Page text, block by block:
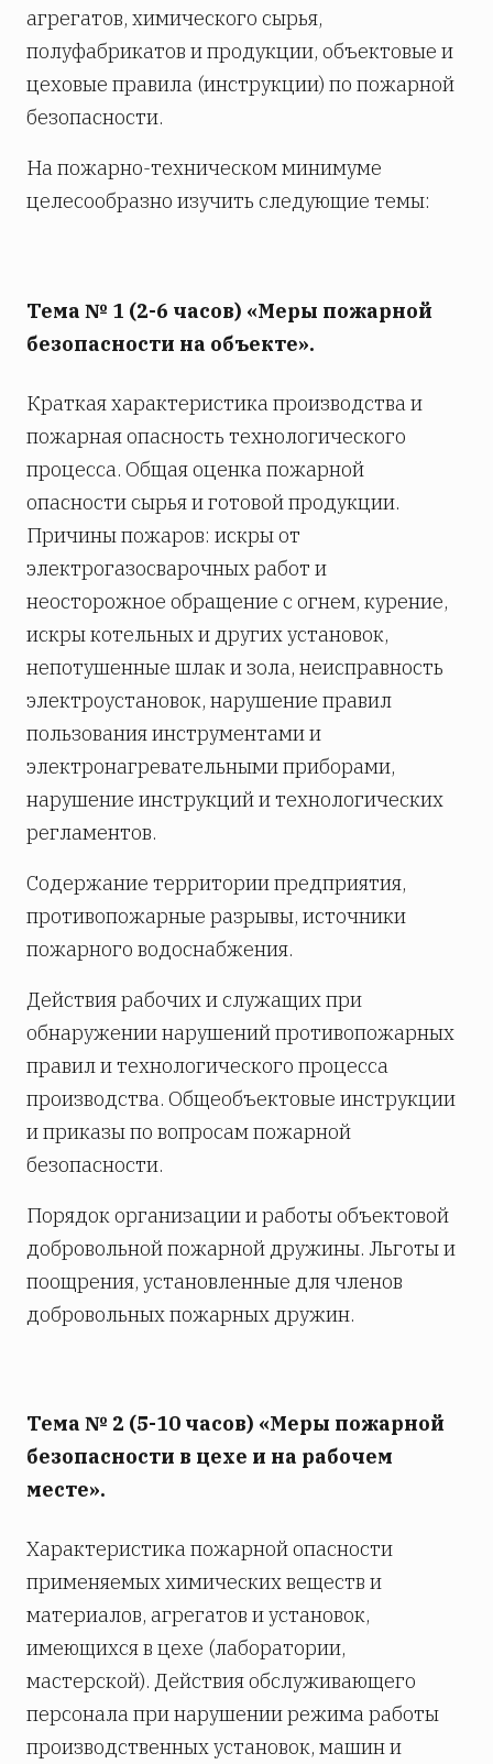
агрегатов, химического сырья,
полуфабрикатов и продукции, объектовые и
цеховые правила (инструкции) по пожарной
безопасности.
На пожарно-техническом минимуме
целесообразно изучить следующие темы:
Тема № 1 (2-6 часов) «Меры пожарной
безопасности на объекте».
Краткая характеристика производства и
пожарная опасность технологического
процесса. Общая оценка пожарной
опасности сырья и готовой продукции.
Причины пожаров: искры от
электрогазосварочных работ и
неосторожное обращение с огнем, курение,
искры котельных и других установок,
непотушенные шлак и зола, неисправность
электроустановок, нарушение правил
пользования инструментами и
электронагревательными приборами,
нарушение инструкций и технологических
регламентов.
Содержание территории предприятия,
противопожарные разрывы, источники
пожарного водоснабжения.
Действия рабочих и служащих при
обнаружении нарушений противопожарных
правил и технологического процесса
производства. Общеобъектовые инструкции
и приказы по вопросам пожарной
безопасности.
Порядок организации и работы объектовой
добровольной пожарной дружины. Льготы и
поощрения, установленные для членов
добровольных пожарных дружин.
Тема № 2 (5-10 часов) «Меры пожарной
безопасности в цехе и на рабочем
месте».
Характеристика пожарной опасности
применяемых химических веществ и
материалов, агрегатов и установок,
имеющихся в цехе (лаборатории,
мастерской). Действия обслуживающего
персонала при нарушении режима работы
производственных установок, машин и